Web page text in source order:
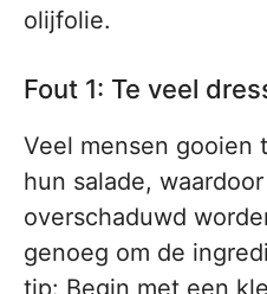
olijfolie.
Fout 1: Te veel
Veel mensen gooien
hun salade,
overschaduwd
genoeg om de
tip: Begin met een